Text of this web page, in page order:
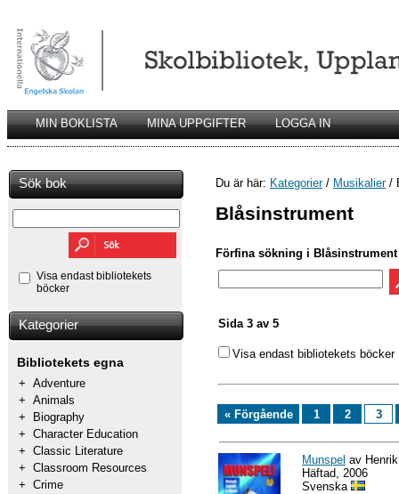
MIN BOKLISTA MINA UPPGIFTER LOGGA IN
Sök bok
Visa endast bibliotekets
böcker
Kategorier
Bibliotekets egna
+ Adventure
+ Animals
+
Biography
+ Character Education
+ Classic Literature
+ Classroom Resources
+ Crime
Du är här: Kategorier/ Musikalier/
Blåsinstrument
Förfina sökning i Blåsinstrument
Sida 3 av 5
Visa endast bibliotekets böcker
« Förgående 1 2 3
Munspel av
Häftad, 2006
Svenska